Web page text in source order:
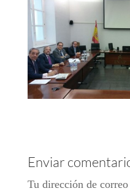
Enviar
Tu dirección de